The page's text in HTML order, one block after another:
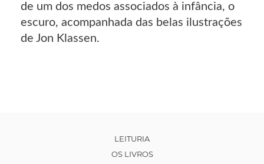
de um dos medos associados à infância, o
escuro, acompanhada das belas ilustrações
de Jon Klassen.
LEITURIA
OS LIVROS